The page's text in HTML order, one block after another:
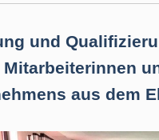
und
aus dem